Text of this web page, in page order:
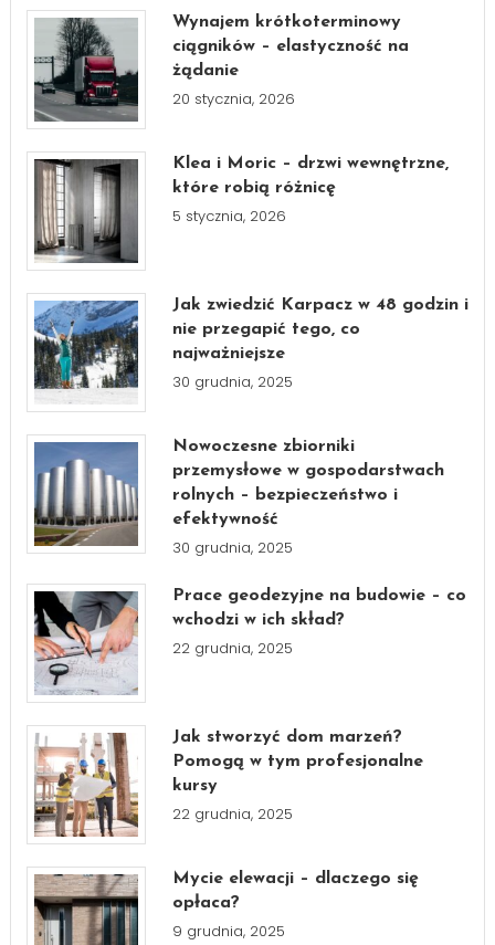
Wynajem krótkoterminowy
ciągników – elastyczność na
żądanie
20 stycznia, 2026
Klea i Moric – drzwi wewnętrzne,
które robią różnicę
5 stycznia, 2026
Jak zwiedzić Karpacz w 48 godzin i
nie przegapić tego, co
najważniejsze
30 grudnia, 2025
Nowoczesne zbiorniki
przemysłowe w gospodarstwach
rolnych – bezpieczeństwo i
efektywność
30 grudnia, 2025
Prace geodezyjne na budowie – co
wchodzi w ich skład?
22 grudnia, 2025
Jak stworzyć dom marzeń?
Pomogą w tym profesjonalne
kursy
22 grudnia, 2025
Mycie elewacji – dlaczego się
opłaca?
9 grudnia, 2025